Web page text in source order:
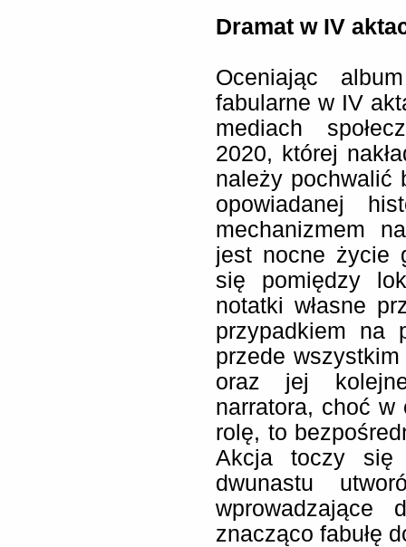
Dramat w IV
Oceniając
fabularne w IV
mediach
2020, której
należy pochwalić
opowiadanej
mechanizmem
jest nocne życie
się pomiędzy
notatki własne
przypadkiem na
przede
oraz jej
narratora, choć w
rolę, to
Akcja toczy
dwunastu
wprowadzające
znacząco fabułę